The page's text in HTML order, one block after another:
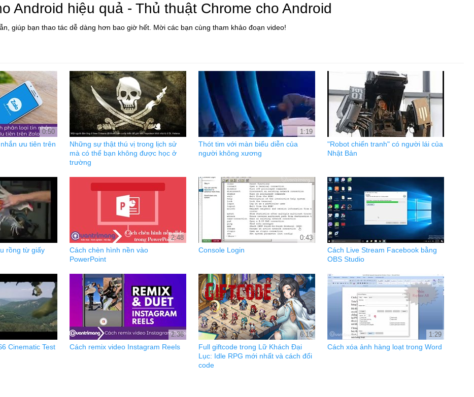
Android hiệu quả - Thủ thuật Chrome cho Android
giúp bạn thao tác dễ dàng hơn bao giờ hết. Mời các bạn cùng tham khảo đoạn video!
0:50
ưu tiên trên
Những sự thật thú vị trong lịch sử
mà có thể bạn không được học ở
trường
1:19
Thót tim với màn biểu diễn của
người không xương
"Robot chiến tranh" có người lái của
Nhật Bản
rồng từ giấy
2:48
Cách chèn hình nền vào
PowerPoint
0:43
Console Login
Cách Live Stream Facebook bằng
OBS Studio
Cinematic Test
2:36
Cách remix video Instagram Reels
6:15
Full giftcode trong Lữ Khách Đại
Lục: Idle RPG mới nhất và cách đổi
code
1:29
Cách xóa ảnh hàng loạt trong Word